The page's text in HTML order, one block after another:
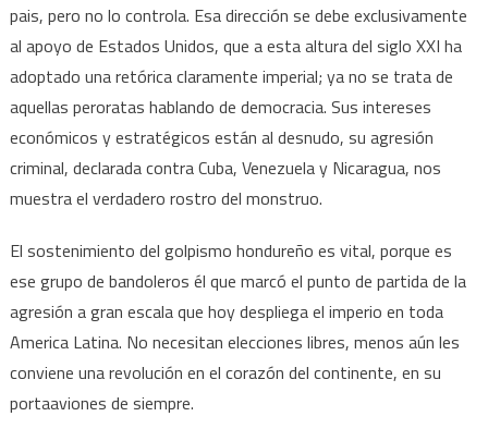
pais, pero no lo controla. Esa dirección se debe exclusivamente
al apoyo de Estados Unidos, que a esta altura del siglo XXI ha
adoptado una retórica claramente imperial; ya no se trata de
aquellas peroratas hablando de democracia. Sus intereses
económicos y estratégicos están al desnudo, su agresión
criminal, declarada contra Cuba, Venezuela y Nicaragua, nos
muestra el verdadero rostro del monstruo.
El sostenimiento del golpismo hondureño es vital, porque es
ese grupo de bandoleros él que marcó el punto de partida de la
agresión a gran escala que hoy despliega el imperio en toda
America Latina. No necesitan elecciones libres, menos aún les
conviene una revolución en el corazón del continente, en su
portaaviones de siempre.